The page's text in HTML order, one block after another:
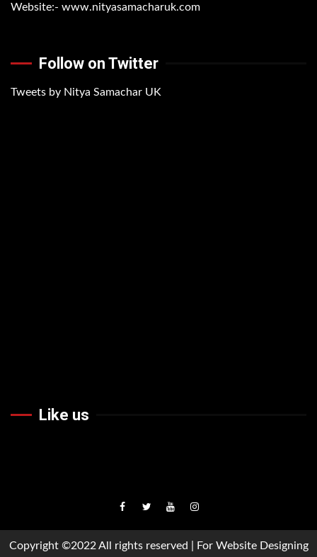
Website:- www.nityasamacharuk.com
Follow on Twitter
Tweets by Nitya Samachar UK
Like us
Facebook
TwiteerYoutubeInstagram
Copyright ©2022 All rights reserved | For Website Designing